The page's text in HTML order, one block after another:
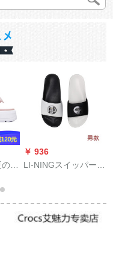
サ
￥ 936
LI-NINGスイッパー男
ツ男女兼名滑り止め
マットマットマット